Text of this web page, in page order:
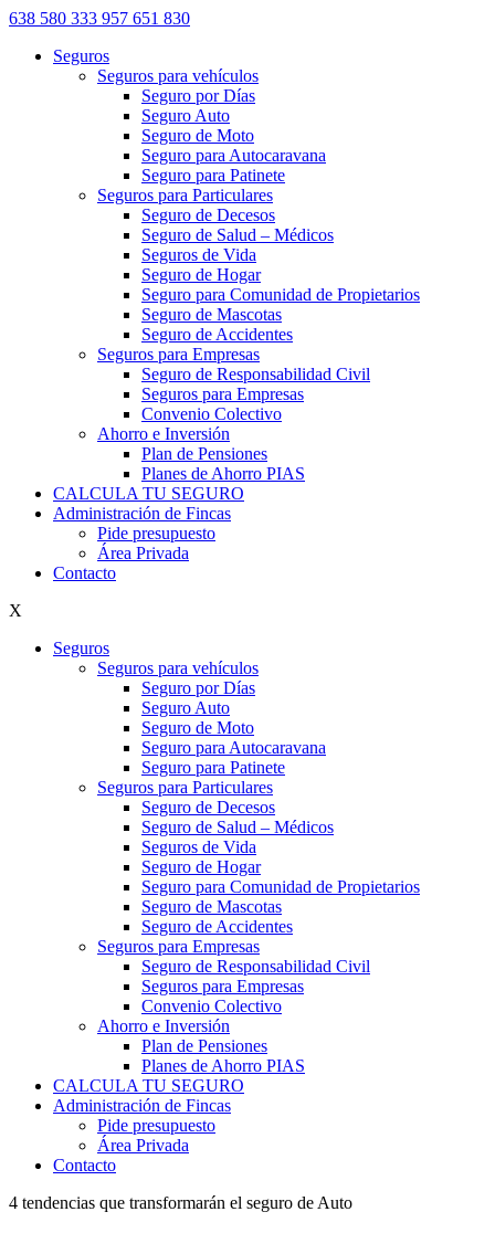
638 580 333 957 651 830
Seguros
Seguros para vehículos
Seguro por Días
Seguro Auto
Seguro de Moto
Seguro para Autocaravana
Seguro para Patinete
Seguros para Particulares
Seguro de Decesos
Seguro de Salud – Médicos
Seguros de Vida
Seguro de Hogar
Seguro para Comunidad de Propietarios
Seguro de Mascotas
Seguro de Accidentes
Seguros para Empresas
Seguro de Responsabilidad Civil
Seguros para Empresas
Convenio Colectivo
Ahorro e Inversión
Plan de Pensiones
Planes de Ahorro PIAS
CALCULA TU SEGURO
Administración de Fincas
Pide presupuesto
Área Privada
Contacto
X
Seguros
Seguros para vehículos
Seguro por Días
Seguro Auto
Seguro de Moto
Seguro para Autocaravana
Seguro para Patinete
Seguros para Particulares
Seguro de Decesos
Seguro de Salud – Médicos
Seguros de Vida
Seguro de Hogar
Seguro para Comunidad de Propietarios
Seguro de Mascotas
Seguro de Accidentes
Seguros para Empresas
Seguro de Responsabilidad Civil
Seguros para Empresas
Convenio Colectivo
Ahorro e Inversión
Plan de Pensiones
Planes de Ahorro PIAS
CALCULA TU SEGURO
Administración de Fincas
Pide presupuesto
Área Privada
Contacto
4 tendencias que transformarán el seguro de Auto